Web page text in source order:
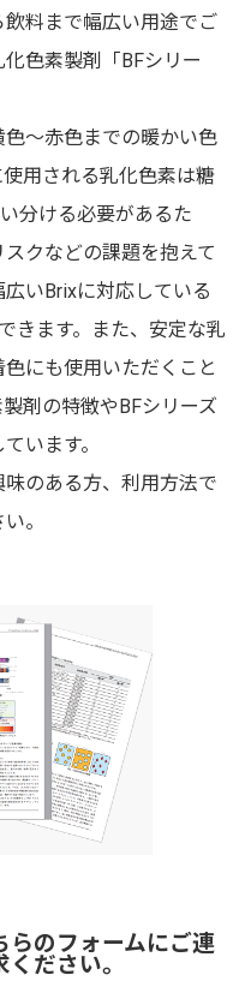
飲料まで幅広い用途でご
色素製剤「BFシリー
～赤色までの暖かい色
用される乳化色素は糖
分ける必要があるた
クなどの課題を抱えて
いBrixに対応している
きます。また、安定な乳
にも使用いただくこと
剤の特徴やBFシリーズ
います。
のある方、利用方法で
。
らのフォームにご連
ださい。